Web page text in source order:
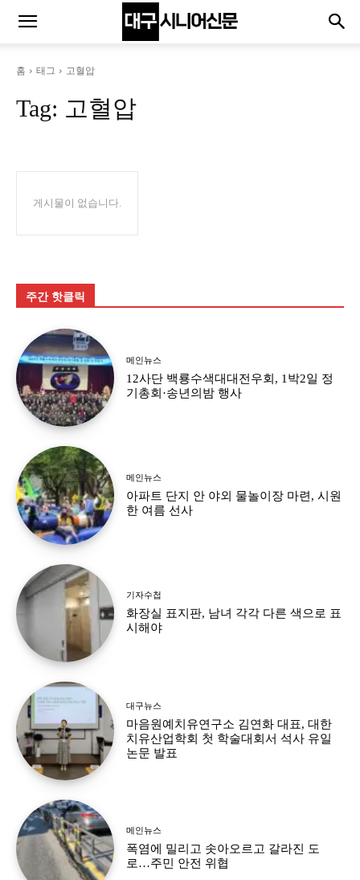
홈 태그 고혈압
Tag: 고혈압
게시물이 없습니다.
주간 핫클릭
메인뉴스
12사단 백룡수색대대전우회, 1박2일 정
기총회·송년의밤 행사
메인뉴스
아파트 단지 안 야외 물놀이장 마련, 시원
한 여름 선사
기자수첩
화장실 표지판, 남녀 각각 다른 색으로 표
시해야
대구뉴스
마음원예치유연구소 김연화 대표, 대한
치유산업학회 첫 학술대회서 석사 유일
논문 발표
메인뉴스
폭염에 밀리고 솟아오르고 갈라진 도
로…주민 안전 위협